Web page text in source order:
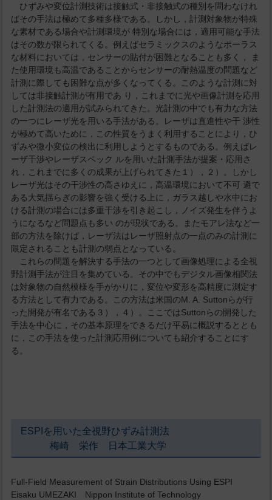
ひずみや変位計測技術は接触式・非接触式の種別を問わなけれ
ばその手法は極めて多種多様である。しかし，計測対象物が特殊
な素材である場合や計測環境が 特別な場合には，適用可能な手法
はその数が限られてくる。例えばセラミックスのようなポーラス
な材料においては，センサーの貼付が困難となることも多く， ま
た使用環境も高温であることからセンサーの耐熱温度の問題など
計測に際しても困難な点が多くなってくる。このような計測に対
しては非接触計測が有用であ り，これまでに光や画像計測を応用
した計測法の適用が試みられてきた。光計測の中でも有力な方法
の一つにレーザ光を用いる手法がある。レーザは直進性や干 渉性
が極めて高いために，この性質をうまく利用することにより，ひ
ずみや微小変位の検出に利用しようとするものである。例えばレ
ーザ干渉やレーザスペック ルを用いた計測手法が提案・応用さ
れ，これまでに多くの成果が上げられてきた１），２）。しかし
レーザ光はその干渉性の高さゆえに，高温環境において不可 避で
ある大気揺らぎの影響を強く受ける上に，ガラス越しや水中にお
ける計測の場合には多重干渉を引き起こし，ノイズ発生を伴うよ
うになるなど問題点も多い のが現状である。またモアレ法など一
部の方法を除けば，レーザ法はレーザ照射点の一点のみの計測に
限定されることも計測の弱点となっている。
これらの問題を解決する手法の一つとして画像処理による全視
野計測手法が注目を集めている。その中でもデジタル画像相関法
は対象物の自然模様を手がかりに，変位や変形を高精度に測定す
る方法として有力である。この方法は米国のM. A. Suttonらが行
った開発が有名である３），４）。ここではSuttonらの開発した
手法を中心に，その基本原理をできるだけ平易に概説するととも
に，この手法を使った計測応用例についても紹介することにす
る。
ESPIを用いた全視野ひずみ計測法
梅崎 栄作 日本工業大学
Full-Field Measurement of Strain Distributions Using ESPI
Eisaku UMEZAKI Nippon Institute of Technology